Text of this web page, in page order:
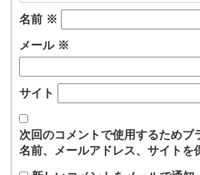
名前 ※
メール ※
サイト
次回のコメントで使用するためブ
名前、メールアドレス、サイトを